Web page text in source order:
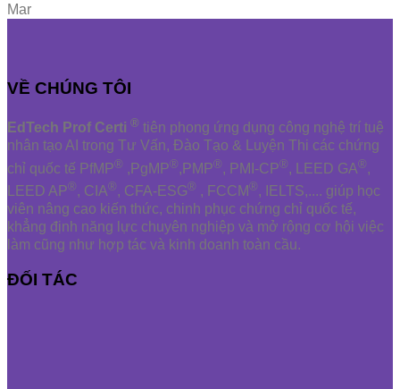
Mar
VỀ CHÚNG TÔI
EdTech Prof Certi ® tiên phong ứng dụng công nghệ trí tuệ
nhân tạo AI trong Tư Vấn, Đào Tạo & Luyện Thi các chứng
chỉ quốc tế PfMP® ,PgMP®,PMP®, PMI-CP®, LEED GA®,
LEED AP®, CIA®, CFA-ESG® , FCCM®, IELTS,.... giúp học
viên nâng cao kiến thức, chinh phục chứng chỉ quốc tế,
khẳng định năng lực chuyên nghiệp và mở rộng cơ hội việc
làm cũng như hợp tác và kinh doanh toàn cầu.
ĐỐI TÁC